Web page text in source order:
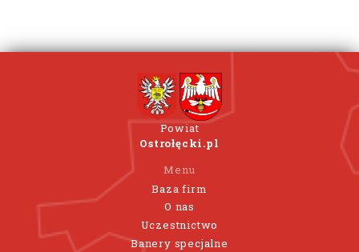
Powiat
Ostrołęcki.pl
Menu
Baza firm
O nas
Uczestnictwo
Banery specjalne